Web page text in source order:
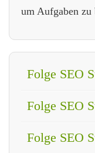
um Aufgaben zu
Folge SEO
Folge SEO
Folge SEO